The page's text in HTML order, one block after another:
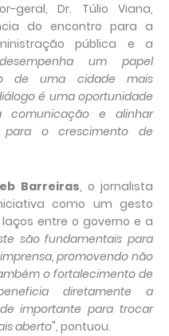
geral, Dr. Túlio Viana,
do encontro para a
pública e a
um papel
de uma cidade mais
é uma oportunidade
comunicação e alinhar
para o crescimento de
Barreiras, o jornalista
como um gesto
entre o governo e a
são fundamentais para
promovendo não
o fortalecimento de
diretamente a
importante para trocar
aberto", pontuou.